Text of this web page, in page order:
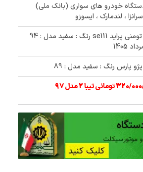
مزایده فروش 38 دستگاه خودرو های سواری (بانک ملی)
، لندمارک ، ایسوزو
✅ حراج 253/000/000 تومنی پراید se111 رنگ : سفید مدل : 94
پارس رنگ : سفید مدل : 89